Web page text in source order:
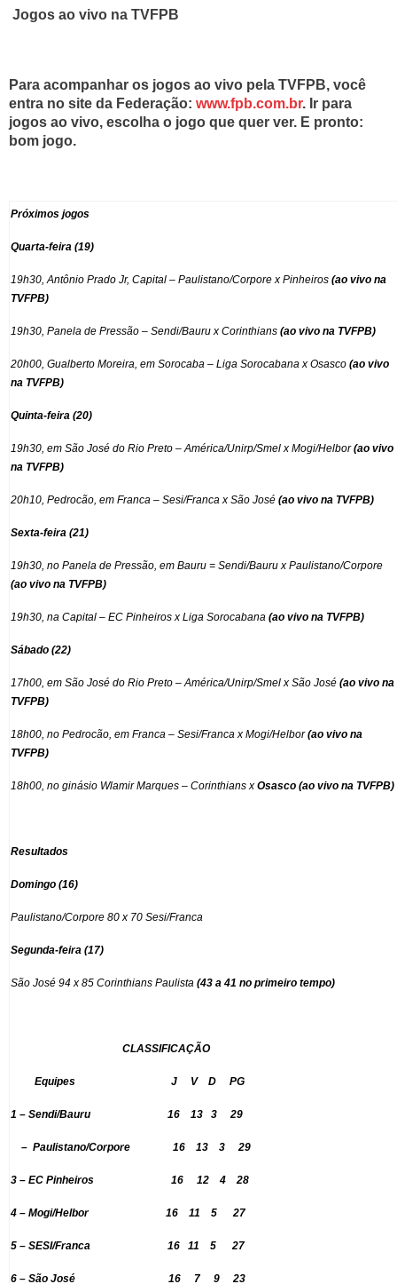
Jogos ao vivo na TVFPB
Para acompanhar os jogos ao vivo pela TVFPB, você
entra no site da Federação: www.fpb.com.br. Ir para
jogos ao vivo, escolha o jogo que quer ver. E pronto:
bom jogo.
Próximos jogos
Quarta-feira (19)
19h30, Antônio Prado Jr, Capital – Paulistano/Corpore x Pinheiros (ao vivo na
TVFPB)
19h30, Panela de Pressão – Sendi/Bauru x Corinthians (ao vivo na TVFPB)
20h00, Gualberto Moreira, em Sorocaba – Liga Sorocabana x Osasco (ao vivo
na TVFPB)
Quinta-feira (20)
19h30, em São José do Rio Preto – América/Unirp/Smel x Mogi/Helbor(ao vivo
na TVFPB)
20h10, Pedrocão, em Franca – Sesi/Franca x São José (ao vivo na TVFPB)
Sexta-feira (21)
19h30, no Panela de Pressão, em Bauru = Sendi/Bauru x Paulistano/Corpore
(ao vivo na TVFPB)
19h30, na Capital – EC Pinheiros x Liga Sorocabana (ao vivo na TVFPB)
Sábado (22)
17h00, em São José do Rio Preto – América/Unirp/Smel x São José (ao vivo na
TVFPB)
18h00, no Pedrocão, em Franca – Sesi/Franca x Mogi/Helbor(ao vivo na
TVFPB)
18h00, no ginásio Wlamir Marques – Corinthians x Osasco (ao vivo na TVFPB)
Resultados
Domingo (16)
Paulistano/Corpore 80 x 70 Sesi/Franca
Segunda-feira (17)
São José 94 x 85 Corinthians Paulista (43 a 41 no primeiro tempo)
CLASSIFICAÇÃO
Equipes J V D PG
1 – Sendi/Bauru 16 13 3 29
– Paulistano/Corpore 16 13 3 29
3 – EC Pinheiros 16 12 4 28
4 – Mogi/Helbor 16 11 5 27
5 – SESI/Franca 16 11 5 27
6 – São José 16 7 9 23